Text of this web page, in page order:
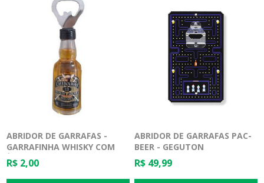
ABRIDOR DE GARRAFAS -
GARRAFINHA WHISKY COM
ÍMÃ - CORES SORTIDAS
R$ 2,00
ABRIDOR DE GARRAFAS PAC-
BEER - GEGUTON
R$ 49,99